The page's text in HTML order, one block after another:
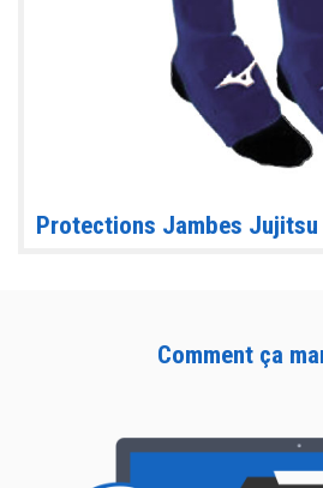
Protections Jambes Jujitsu
Comment ça